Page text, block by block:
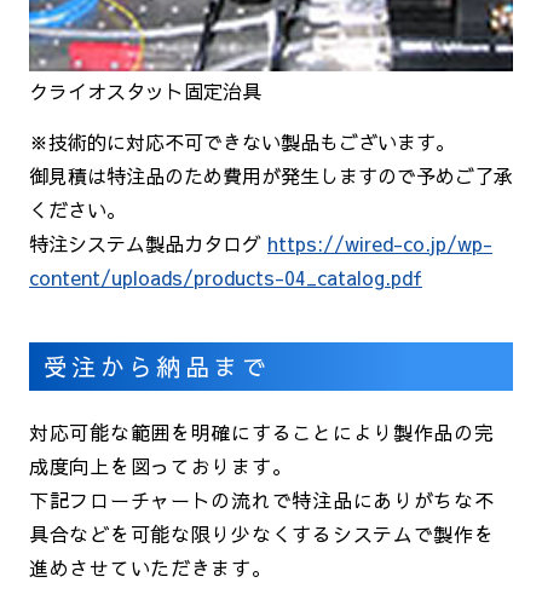
クライオスタット固定治具
※技術的に対応不可できない製品もございます。
御見積は特注品のため費用が発生しますので予めご了承
ください。
特注システム製品カタログ https://wired-co.jp/wp-
content/uploads/products-04_catalog.pdf
受注から納品まで
対応可能な範囲を明確にすることにより製作品の完
成度向上を図っております。
下記フローチャートの流れで特注品にありがちな不
具合などを可能な限り少なくするシステムで製作を
進めさせていただきます。